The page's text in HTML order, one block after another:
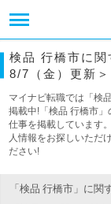
検品 行橋市に関
8/7（金）更新＞
マイナビ転職では「検
掲載中!「検品 行橋市
仕事を掲載しています
人情報をお探しいただ
ださい!
「検品 行橋市」に関